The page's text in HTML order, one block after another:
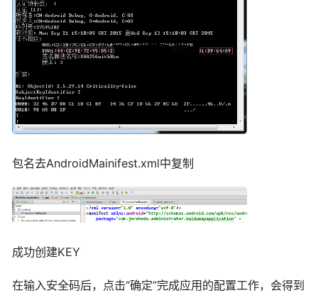
包名去AndroidMainifest.xml中复制
成功创建KEY
在输入安全码后，点击“确定”完成应用的配置工作，会得到